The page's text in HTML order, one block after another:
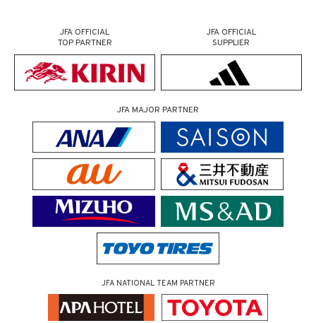
JFA OFFICIAL
TOP PARTNER
JFA OFFICIAL
SUPPLIER
JFA MAJOR PARTNER
JFA NATIONAL TEAM PARTNER